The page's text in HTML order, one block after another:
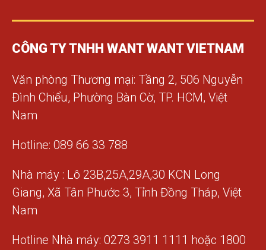
CÔNG TY TNHH WANT WANT VIETNAM
Văn phòng Thương mại: Tầng 2, 506 Nguyễn
Đình Chiểu, Phường Bàn Cờ, TP. HCM, Việt
Nam
Hotline: 089 66 33 788
Nhà máy : Lô 23B,25A,29A,30 KCN Long
Giang, Xã Tân Phước 3, Tỉnh Đồng Tháp, Việt
Nam
Hotline Nhà máy: 0273 3911 1111 hoặc 1800